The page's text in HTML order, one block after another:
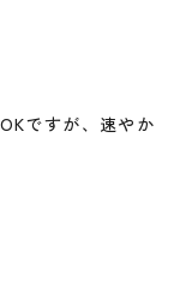
ですが、速やか